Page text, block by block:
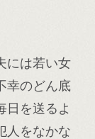
には若い女
幸のどん底
日を送るよ
人をなかな